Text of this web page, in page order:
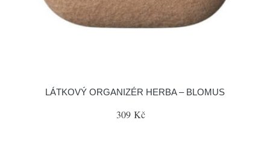
LÁTKOVÝ ORGANIZÉR HERBA – BLOMUS
309 Kč